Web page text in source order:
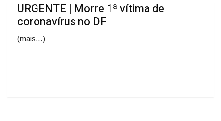
URGENTE | Morre 1ª vítima de
coronavírus no DF
(mais…)